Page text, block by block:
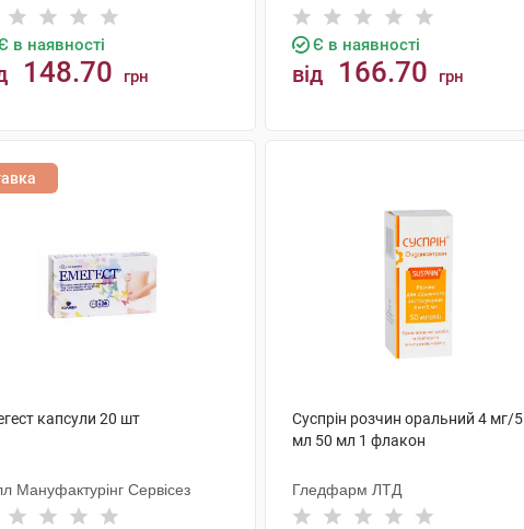
в наявності
148.70 грн
Є в наявності
від 166.70 грн
капсули 20 шт
Мануфактурінг Сервісез
Суспрін розчин оральний 4 мг/5
мл 50 мл 1 флакон
Гледфарм ЛТД